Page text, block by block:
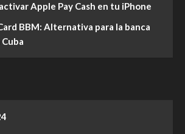
Apple Pay Cash en tu iPhone
BBM: Alternativa para la banca